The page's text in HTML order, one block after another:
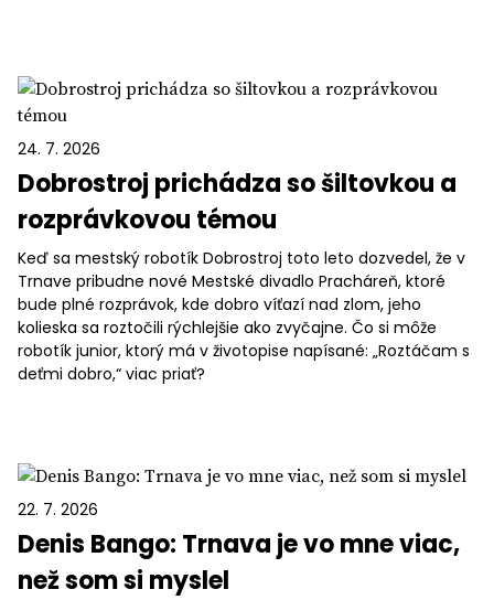
24. 7. 2026
Dobrostroj prichádza so šiltovkou a
rozprávkovou témou
Keď sa mestský robotík Dobrostroj toto leto dozvedel, že v
Trnave pribudne nové Mestské divadlo Pracháreň, ktoré
bude plné rozprávok, kde dobro víťazí nad zlom, jeho
kolieska sa roztočili rýchlejšie ako zvyčajne. Čo si môže
robotík junior, ktorý má v životopise napísané: „Roztáčam s
deťmi dobro,“ viac priať?
22. 7. 2026
Denis Bango: Trnava je vo mne viac,
než som si myslel